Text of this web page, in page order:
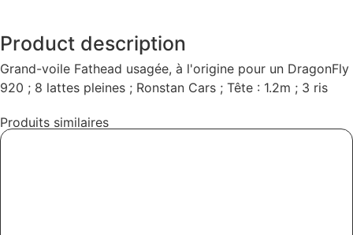
Product description
Grand-voile Fathead usagée, à l'origine pour un DragonFly
920 ; 8 lattes pleines ; Ronstan Cars ; Tête : 1.2m ; 3 ris
Produits similaires